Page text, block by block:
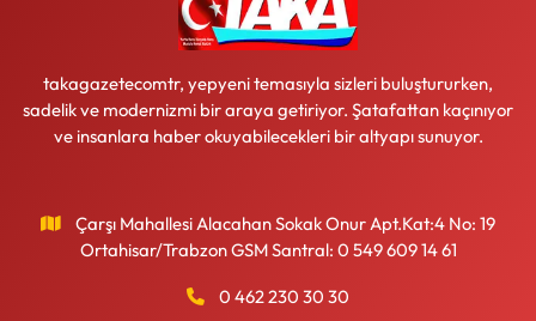
takagazetecomtr, yepyeni temasıyla sizleri buluştururken,
sadelik ve modernizmi bir araya getiriyor. Şatafattan kaçınıyor
ve insanlara haber okuyabilecekleri bir altyapı sunuyor.
Çarşı Mahallesi Alacahan Sokak Onur Apt.Kat:4 No: 19
Ortahisar/Trabzon GSM Santral: 0 549 609 14 61
0 462 230 30 30